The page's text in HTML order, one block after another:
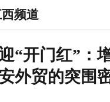
频道
“开门红”：
外贸的突围